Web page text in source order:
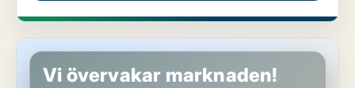
Industrilokal i Uppsala
Vi övervakar marknaden!